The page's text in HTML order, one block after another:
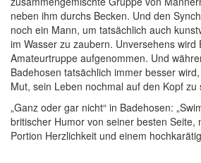
neben ihm durchs Becken. Und den
noch ein Mann, um tatsächlich auch
im Wasser zu zaubern. Unversehens wird
Amateurtruppe aufgenommen. Und
Badehosen tatsächlich immer besser
Mut, sein Leben nochmal auf den Kopf zu
„Ganz oder gar nicht“ in Badehosen:
britischer Humor von seiner besten Seite,
Portion Herzlichkeit und einem